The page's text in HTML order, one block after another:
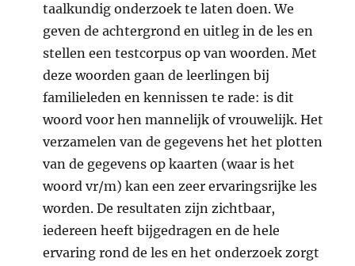
taalkundig onderzoek te laten doen. We
geven de achtergrond en uitleg in de les en
stellen een testcorpus op van woorden. Met
deze woorden gaan de leerlingen bij
familieleden en kennissen te rade: is dit
woord voor hen mannelijk of vrouwelijk. Het
verzamelen van de gegevens het het plotten
van de gegevens op kaarten (waar is het
woord vr/m) kan een zeer ervaringsrijke les
worden. De resultaten zijn zichtbaar,
iedereen heeft bijgedragen en de hele
ervaring rond de les en het onderzoek zorgt